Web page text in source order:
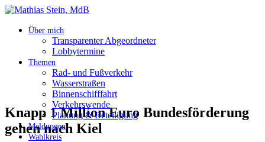
Über mich
Transparenter Abgeordneter
Lobbytermine
Themen
Rad- und Fußverkehr
Wasserstraßen
Binnenschifffahrt
Verkehrswende
Planung & Beteiligung
Meldungen
Wahlkreis
Knapp 1 Million Euro Bundesförderung
gehen nach Kiel